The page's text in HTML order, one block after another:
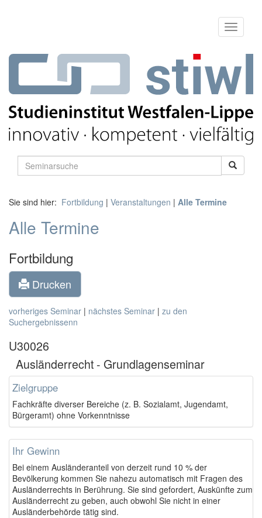
Sie sind hier: Fortbildung | Veranstaltungen | Alle Termine
Alle Termine
Fortbildung
Drucken
vorheriges Seminar | nächstes Seminar | zu den
Suchergebnissenn
U30026
Ausländerrecht - Grundlagenseminar
Zielgruppe
Fachkräfte diverser Bereiche (z. B. Sozialamt, Jugendamt,
Bürgeramt) ohne Vorkenntnisse
Ihr Gewinn
Bei einem Ausländeranteil von derzeit rund 10 % der
Bevölkerung kommen Sie nahezu automatisch mit Fragen des
Ausländerrechts in Berührung. Sie sind gefordert, Auskünfte zum
Ausländerrecht zu geben, auch obwohl Sie nicht in einer
Ausländerbehörde tätig sind.